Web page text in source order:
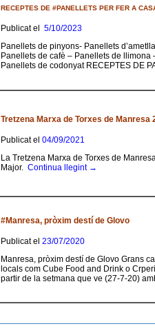
RECEPTES DE #PANELLETS PER FER A
Publicat el 5/10/2023
Panellets de pinyons- Panellets
Panellets de cafè – Panellets de
Panellets de codonyat RECEPTES DE
Tretzena Marxa de Torxes de Manresa
Publicat el 04/09/2021
La Tretzena Marxa de Torxes de
Major. Continua llegint →
#Manresa, pròxim destí de Glovo
Publicat el 23/07/2020
Manresa, pròxim destí de Glovo Grans
locals com Cube Food and Drink o
partir de la setmana que ve (27-7-20)